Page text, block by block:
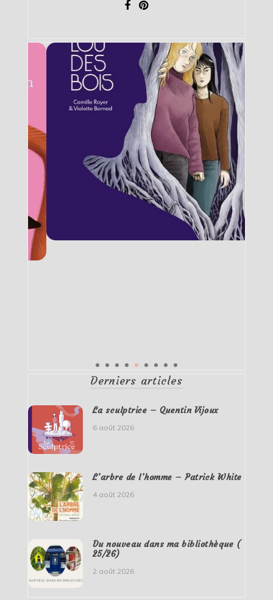
Derniers articles
La sculptrice – Quentin Vijoux
6 août 2026
L’arbre de l’homme – Patrick White
4 août 2026
Du nouveau dans ma bibliothèque (
25/26)
2 août 2026